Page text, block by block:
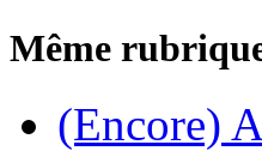
Même
(Encore)